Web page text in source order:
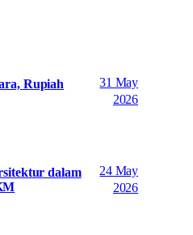
Rupiah
31 May
2026
dalam
24 May
2026